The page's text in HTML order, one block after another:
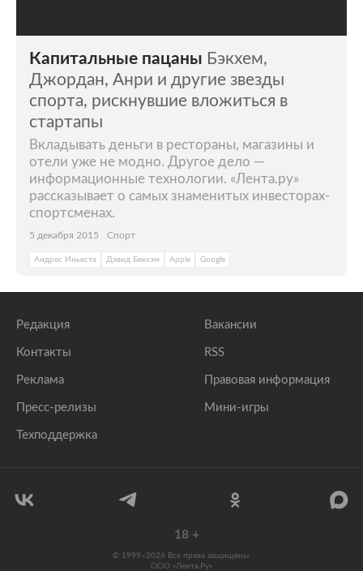
Капитальные пацаны Бэкхем,
Джордан, Анри и другие звезды
спорта, рискнувшие вложиться в
стартапы
Вкладывать деньги в рестораны, магазины и
отели уже не модно. Другое дело —
информационные технологии. «Лента.ру»
рассказывает о самых знаменитых инвесторах-
спортсменах.
5 декабря 2015 Спорт
Андрес Иньеста Дэвид Бекхэм Apple Google
Редакция
Контакты
Реклама
Пресс-релизы
Техподдержка
Вакансии
RSS
Правовая информация
Мини-игры
18 +
© 1999–2026 Все права защищены.
ООО «Лента.Ру»